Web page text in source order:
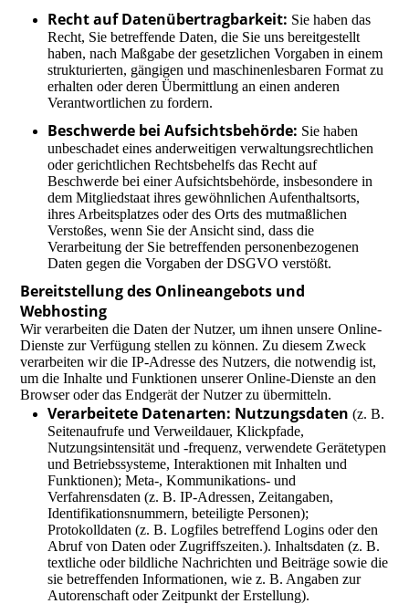
Recht auf Datenübertragbarkeit: Sie haben das
Recht, Sie betreffende Daten, die Sie uns bereitgestellt
haben, nach Maßgabe der gesetzlichen Vorgaben in einem
strukturierten, gängigen und maschinenlesbaren Format zu
erhalten oder deren Übermittlung an einen anderen
Verantwortlichen zu fordern.
Beschwerde bei Aufsichtsbehörde: Sie haben
unbeschadet eines anderweitigen verwaltungsrechtlichen
oder gerichtlichen Rechtsbehelfs das Recht auf
Beschwerde bei einer Aufsichtsbehörde, insbesondere in
dem Mitgliedstaat ihres gewöhnlichen Aufenthaltsorts,
ihres Arbeitsplatzes oder des Orts des mutmaßlichen
Verstoßes, wenn Sie der Ansicht sind, dass die
Verarbeitung der Sie betreffenden personenbezogenen
Daten gegen die Vorgaben der DSGVO verstößt.
Bereitstellung des Onlineangebots und
Webhosting
Wir verarbeiten die Daten der Nutzer, um ihnen unsere Online-
Dienste zur Verfügung stellen zu können. Zu diesem Zweck
verarbeiten wir die IP-Adresse des Nutzers, die notwendig ist,
um die Inhalte und Funktionen unserer Online-Dienste an den
Browser oder das Endgerät der Nutzer zu übermitteln.
Verarbeitete Datenarten: Nutzungsdaten (z. B.
Seitenaufrufe und Verweildauer, Klickpfade,
Nutzungsintensität und -frequenz, verwendete Gerätetypen
und Betriebssysteme, Interaktionen mit Inhalten und
Funktionen); Meta-, Kommunikations- und
Verfahrensdaten (z. B. IP-Adressen, Zeitangaben,
Identifikationsnummern, beteiligte Personen);
Protokolldaten (z. B. Logfiles betreffend Logins oder den
Abruf von Daten oder Zugriffszeiten.). Inhaltsdaten (z. B.
textliche oder bildliche Nachrichten und Beiträge sowie die
sie betreffenden Informationen, wie z. B. Angaben zur
Autorenschaft oder Zeitpunkt der Erstellung).